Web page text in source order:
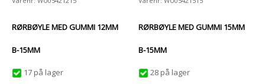
RØRBØYLE MED GUMMI 12MM
B-15MM
17 på lager
RØRBØYLE MED GUMMI 15MM
B-15MM
28 på lager